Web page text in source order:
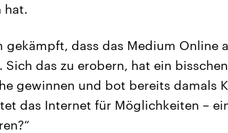
hat.
gekämpft, dass das Medium Online
das zu erobern, hat ein
gewinnen und bot bereits damals
das Internet für Möglichkeiten –